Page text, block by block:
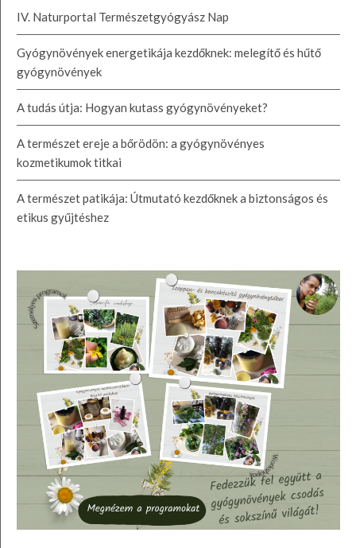
IV. Naturportal Természetgyógyász Nap
Gyógynövények energetikája kezdőknek: melegítő és hűtő
gyógynövények
A tudás útja: Hogyan kutass gyógynövényeket?
A természet ereje a bőrödön: a gyógynövényes
kozmetikumok titkai
A természet patikája: Útmutató kezdőknek a biztonságos és
etikus gyűjtéshez